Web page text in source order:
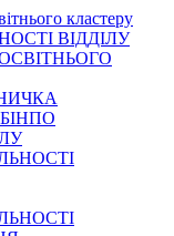
кластеру
ВІДДІЛУ
БІНПО